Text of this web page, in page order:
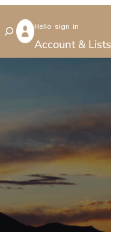
S
e
Hello sign in
Account & Lists